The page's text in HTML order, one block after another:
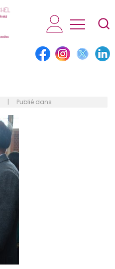
AESM...
| Publié dans